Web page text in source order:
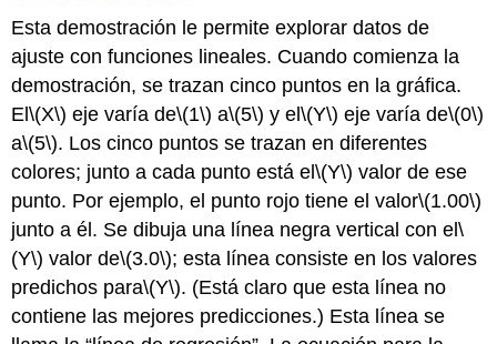
Esta demostración le permite explorar datos de
ajuste con funciones lineales. Cuando comienza la
demostración, se trazan cinco puntos en la gráfica.
El\(X\) eje varía de\(1\) a\(5\) y el\(Y\) eje varía de\(0\)
a\(5\). Los cinco puntos se trazan en diferentes
colores; junto a cada punto está el\(Y\) valor de ese
punto. Por ejemplo, el punto rojo tiene el valor\(1.00\)
junto a él. Se dibuja una línea negra vertical con el\
(Y\) valor de\(3.0\); esta línea consiste en los valores
predichos para\(Y\). (Está claro que esta línea no
contiene las mejores predicciones.) Esta línea se